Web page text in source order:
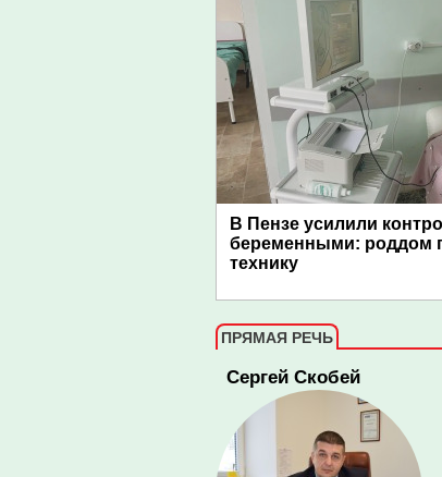
В Пензе усилили
беременными: роддом
технику
ПРЯМАЯ РЕЧЬ
Сергей Скобей